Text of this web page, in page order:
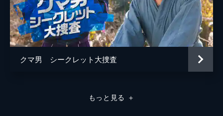
クマ男 シークレット大捜査
もっと見る ＋